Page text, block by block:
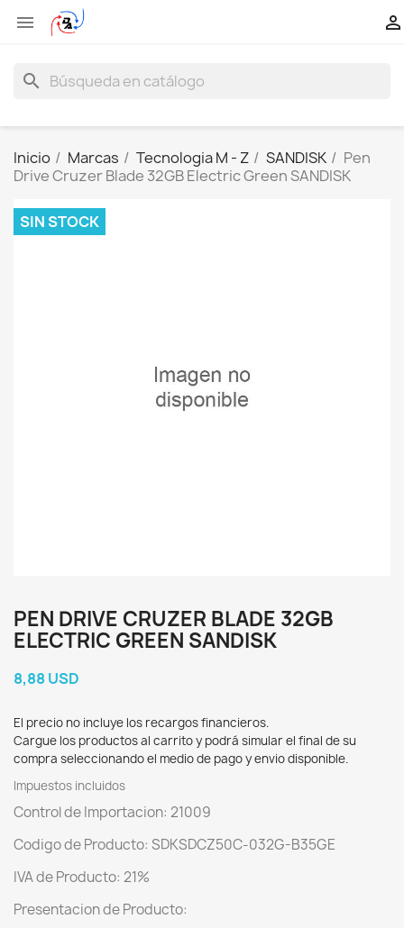
 
search
Inicio Marcas Tecnologia M - Z SANDISK
Pen
Drive Cruzer Blade 32GB Electric Green SANDISK
SIN STOCK
PEN DRIVE CRUZER BLADE 32GB
ELECTRIC GREEN SANDISK
8,88 USD
El precio no incluye los recargos financieros.
Cargue los productos al carrito y podrá simular el final de su
compra seleccionando el medio de pago y envio disponible.
Impuestos incluidos
Control de Importacion: 21009
Codigo de Producto: SDKSDCZ50C-032G-B35GE
IVA de Producto: 21%
Presentacion de Producto: